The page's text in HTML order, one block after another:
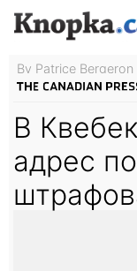
By Patrice Bergeron
В
адрес